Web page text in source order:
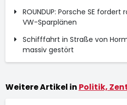
ROUNDUP: Porsche SE
VW-Sparplänen
Schifffahrt in Straße von
massiv gestört
Weitere Artikel in Politik,